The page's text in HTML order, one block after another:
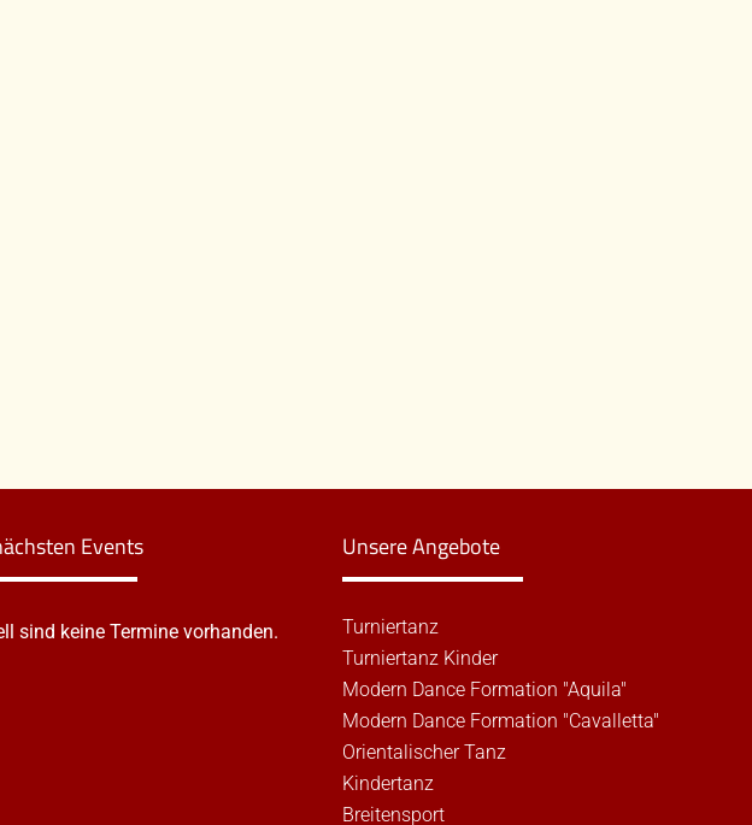
Events
sind keine Termine vorhanden.
Unsere Angebote
Turniertanz
Turniertanz Kinder
Modern Dance Formation "Aquila"
Modern Dance Formation "Cavalletta"
Orientalischer Tanz
Kindertanz
Breitensport